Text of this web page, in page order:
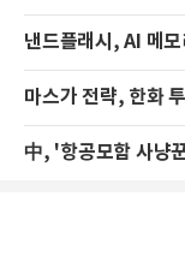
낸드플래시, AI 메
마스가 전략, 한화
中, '항공모함 사냥